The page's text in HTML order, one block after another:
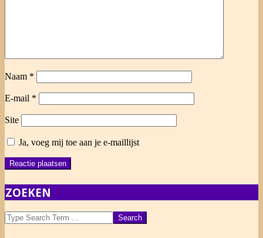
Naam *
E-mail *
Site
Ja, voeg mij toe aan je e-maillijst
ZOEKEN
Search